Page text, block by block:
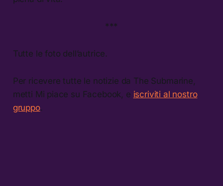
***
Tutte le foto dell’autrice.
Per ricevere tutte le notizie da The Submarine,
metti Mi piace su Facebook, e iscriviti al nostro
gruppo.